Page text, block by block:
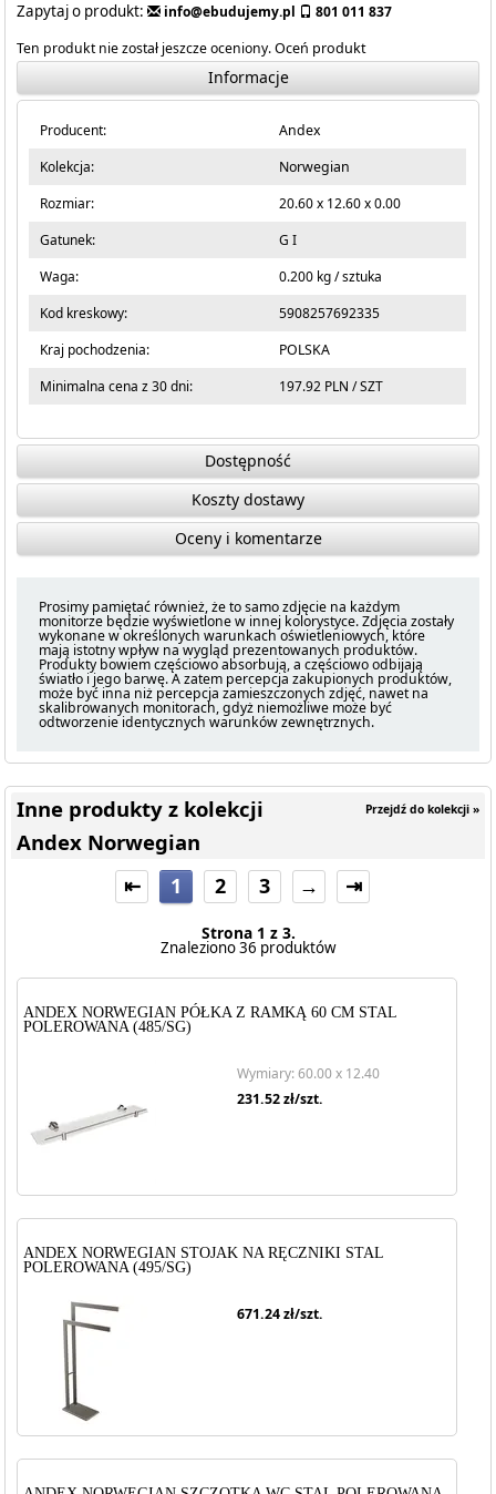
Zapytaj o produkt: info@ebudujemy.pl
801 011 837
Ten produkt nie został jeszcze oceniony.Oceń produkt
Informacje
Producent:
Andex
Kolekcja:
Norwegian
Rozmiar:
20.60 x 12.60 x 0.00
Gatunek:
G I
Waga:
0.200 kg / sztuka
Kod kreskowy:
5908257692335
Kraj pochodzenia:
POLSKA
Minimalna cena z 30 dni:
197.92 PLN / SZT
Dostępność
Koszty dostawy
Oceny i komentarze
Prosimy pamiętać również, że to samo zdjęcie na każdym
monitorze będzie wyświetlone w innej kolorystyce. Zdjęcia zostały
wykonane w określonych warunkach oświetleniowych, które
mają istotny wpływ na wygląd prezentowanych produktów.
Produkty bowiem częściowo absorbują, a częściowo odbijają
światło i jego barwę. A zatem percepcja zakupionych produktów,
może być inna niż percepcja zamieszczonych zdjęć, nawet na
skalibrowanych monitorach, gdyż niemożliwe może być
odtworzenie identycznych warunków zewnętrznych.
Przejdź do kolekcji »
Inne produkty z kolekcji
Andex Norwegian
⇤ 1 2 3 → ⇥
Strona 1 z 3.
Znaleziono 36 produktów
ANDEX NORWEGIAN PÓŁKA Z RAMKĄ 60 CM STAL
POLEROWANA (485/SG)
Wymiary: 60.00 x 12.40
231.52zł/szt.
ANDEX NORWEGIAN STOJAK NA RĘCZNIKI STAL
POLEROWANA (495/SG)
671.24zł/szt.